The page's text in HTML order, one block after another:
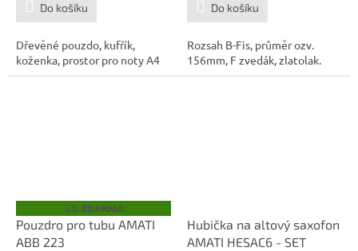
Do košíku
Dřevěné pouzdo, kufřík,
koženka, prostor pro noty A4
Do košíku
Rozsah B-Fis, průměr ozv.
156mm, F zvedák, zlatolak.
Z
D
A
ZDARMA
Pouzdro pro tubu AMATI
ABB 223
Hubička na altový saxofon
AMATI HESAC6 - SET